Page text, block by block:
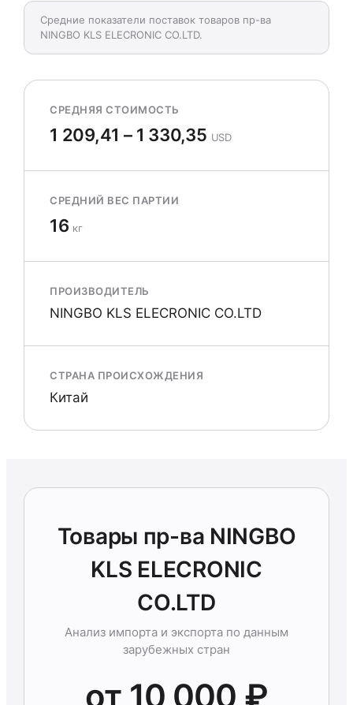
Средние показатели поставок товаров пр-ва
NINGBO KLS ELECRONIC CO.LTD.
СРЕДНЯЯ СТОИМОСТЬ
1 209,41 – 1 330,35 USD
СРЕДНИЙ ВЕС ПАРТИИ
16 кг
ПРОИЗВОДИТЕЛЬ
NINGBO KLS ELECRONIC CO.LTD
СТРАНА ПРОИСХОЖДЕНИЯ
Китай
Товары пр-ва NINGBO
KLS ELECRONIC
CO.LTD
Анализ импорта и экспорта по данным
зарубежных стран
от 10 000 ₽